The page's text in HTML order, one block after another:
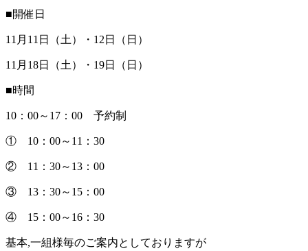
■開催日
11月11日（土）・12日（日）
11月18日（土）・19日（日）
■時間
10：00～17：00 予約制
① 10：00～11：30
② 11：30～13：00
③ 13：30～15：00
④ 15：00～16：30
基本,一組様毎のご案内としておりますが